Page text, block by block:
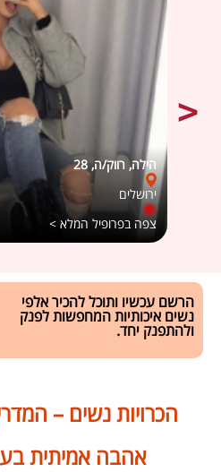
הילה, רווק/ה, 28
ירושלים
צפה בפרופיל המלא >
הרשם עכשיו ותוכל להכיר אלפי
נשים איכותיות המחפשות לפנק
ולהתפנק יחד.
הכרויות נשים –
אהבה אמיתית